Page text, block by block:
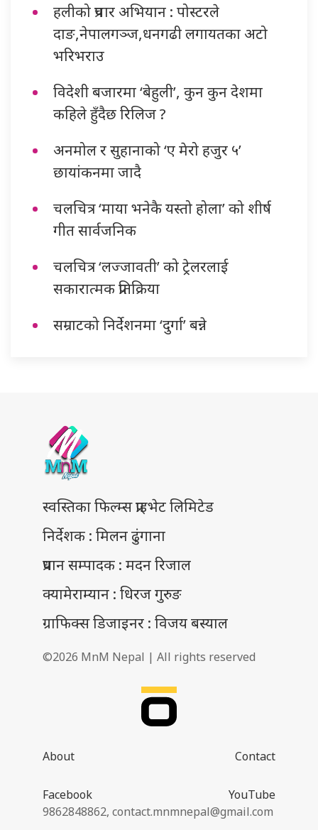
हलीको प्रचार अभियान : पोस्टरले
दाङ,नेपालगञ्ज,धनगढी लगायतका अटो
भरिभराउ
विदेशी बजारमा ‘बेहुली’, कुन कुन देशमा
कहिले हुँदैछ रिलिज ?
अनमोल र सुहानाको ‘ए मेरो हजुर ५’
छायांकनमा जादै
चलचित्र ‘माया भनेकै यस्तो होला’ को शीर्ष
गीत सार्वजनिक
चलचित्र ‘लज्जावती’ को ट्रेलरलाई
सकारात्मक प्रतिक्रिया
सम्राटको निर्देशनमा ‘दुर्गा’ बन्ने
स्वस्तिका फिल्म्स प्राइभेट लिमिटेड
निर्देशक : मिलन ढुंगाना
प्रधान सम्पादक : मदन रिजाल
क्यामेराम्यान : धिरज गुरुङ
ग्राफिक्स डिजाइनर : विजय बस्याल
©2026 MnM Nepal | All rights reserved
About Contact
Facebook
YouTube
9862848862, contact.mnmnepal@gmail.com